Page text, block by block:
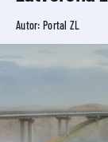
Autor: Portal ZL